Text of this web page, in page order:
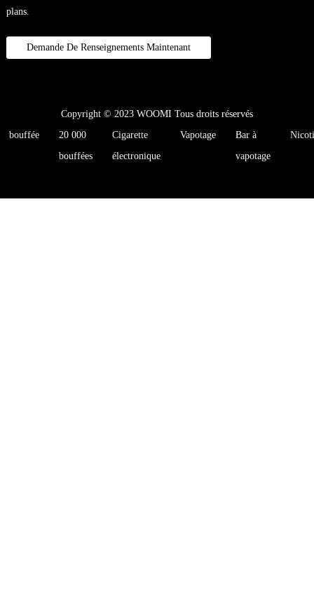
plans.
Demande De Renseignements Maintenant
Copyright © 2023 WOOMI Tous droits réservés
bouffée
20 000
bouffées
Cigarette
électronique
Vapotage
Bar à
vapotage